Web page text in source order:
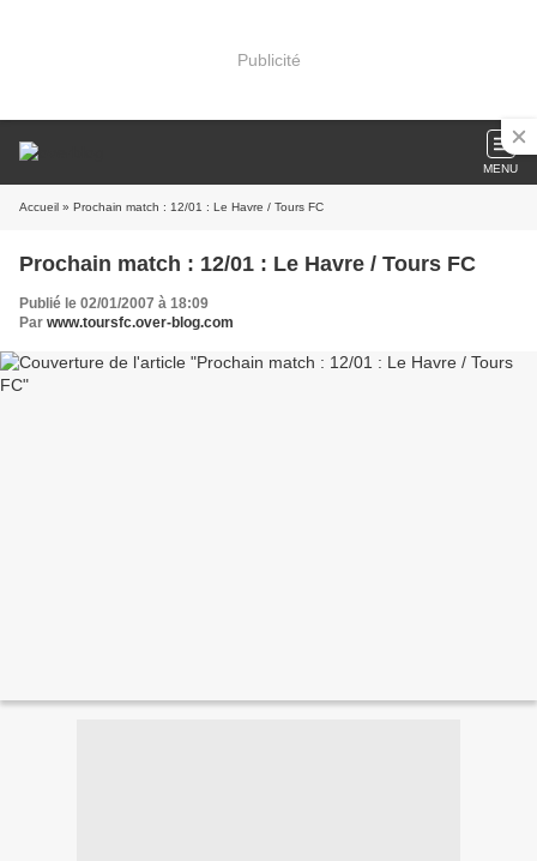
Publicité
MENU
Accueil » Prochain match : 12/01 : Le Havre / Tours FC
Prochain match : 12/01 : Le Havre / Tours FC
Publié le 02/01/2007 à 18:09
Par www.toursfc.over-blog.com